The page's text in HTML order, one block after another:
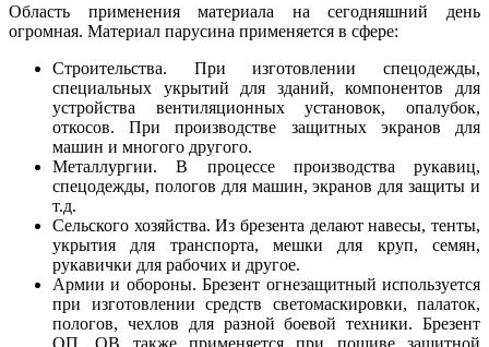
Область применения материала на сегодняшний день
огромная. Материал парусина применяется в сфере:
Строительства. При изготовлении спецодежды,
специальных укрытий для зданий, компонентов для
устройства вентиляционных установок, опалубок,
откосов. При производстве защитных экранов для
машин и многого другого.
Металлургии. В процессе производства рукавиц,
спецодежды, пологов для машин, экранов для защиты и
т.д.
Сельского хозяйства. Из брезента делают навесы, тенты,
укрытия для транспорта, мешки для круп, семян,
рукавички для рабочих и другое.
Армии и обороны. Брезент огнезащитный используется
при изготовлении средств светомаскировки, палаток,
пологов, чехлов для разной боевой техники. Брезент
ОП, ОВ также применяется при пошиве защитной